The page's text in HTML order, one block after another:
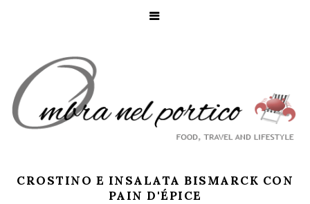
CROSTINO E INSALATA BISMARCK CON
PAIN D'ÉPICE